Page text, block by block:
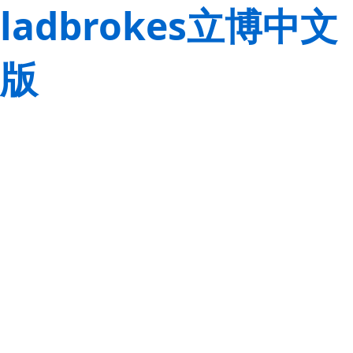
ladbrokes立博中文
版